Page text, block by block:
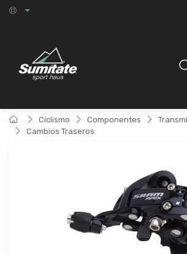
Ciclismo Componentes
Cambios Traseros